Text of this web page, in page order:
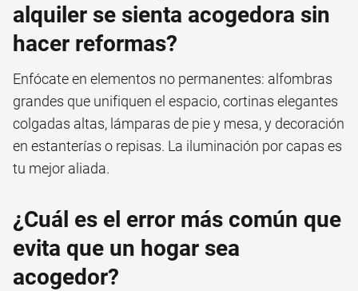
alquiler se sienta acogedora sin
hacer reformas?
Enfócate en elementos no permanentes: alfombras
grandes que unifiquen el espacio, cortinas elegantes
colgadas altas, lámparas de pie y mesa, y decoración
en estanterías o repisas. La iluminación por capas es
tu mejor aliada.
¿Cuál es el error más común que
evita que un hogar sea
acogedor?